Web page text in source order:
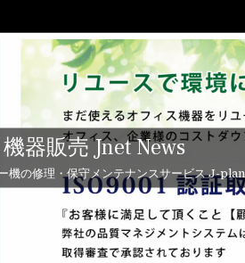
器販売 Jnet News
機の修理・保守メンテナンスサービス J-plan